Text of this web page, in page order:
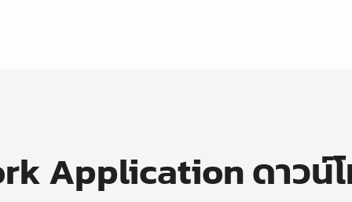
Application ดาวน์